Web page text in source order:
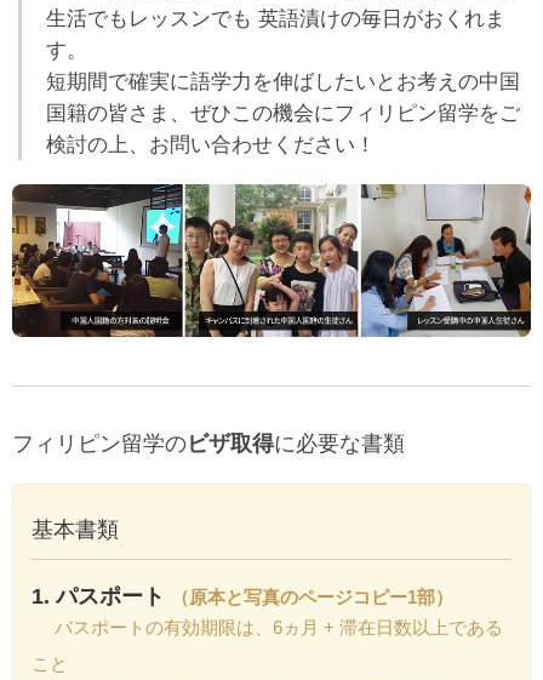
生活でもレッスンでも 英語漬けの毎日がおくれま
す。
短期間で確実に語学力を伸ばしたいとお考えの中国
国籍の皆さま、ぜひこの機会にフィリピン留学をご
検討の上、お問い合わせください！
フィリピン留学のビザ取得に必要な書類
基本書類
1. パスポート
（原本と写真のページコピー1部）
バスポートの有効期限は、6ヵ月 + 滞在日数以上である
こと